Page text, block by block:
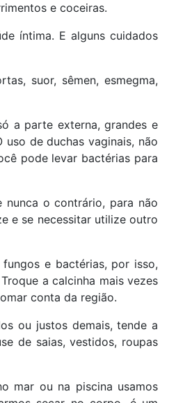
e coceiras.
íntima. E alguns cuidados
suor, sêmen, esmegma,
a parte externa, grandes e
de duchas vaginais, não
pode levar bactérias para
o contrário, para não
e se necessitar utilize outro
e bactérias, por isso,
a calcinha mais vezes
conta da região.
ou justos demais, tende a
de saias, vestidos, roupas
mar ou na piscina usamos